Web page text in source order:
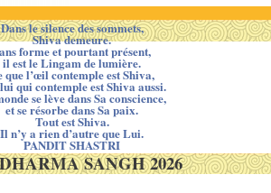
Dans le silence des sommets,
Shiva demeure.
forme et pourtant présent,
il est le Lingam de lumière.
que l’œil contemple est Shiva,
qui contemple est Shiva aussi.
se lève dans Sa conscience,
et se résorbe dans Sa paix.
Tout est Shiva.
Il n’y a rien d’autre que Lui.
PANDIT SHASTRI
SANGH 2026